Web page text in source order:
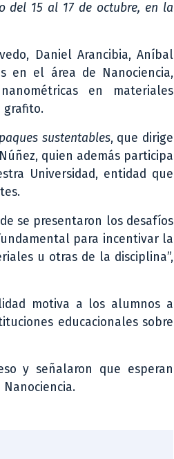
del 15 al 17 de octubre, en la
Daniel Arancibia, Aníbal
en el área de Nanociencia,
en materiales
grafito.
sustentables, que dirige
quien además participa
Universidad, entidad que
se presentaron los desafíos
para incentivar la
u otras de la disciplina”,
motiva a los alumnos a
educacionales sobre
y señalaron que esperan